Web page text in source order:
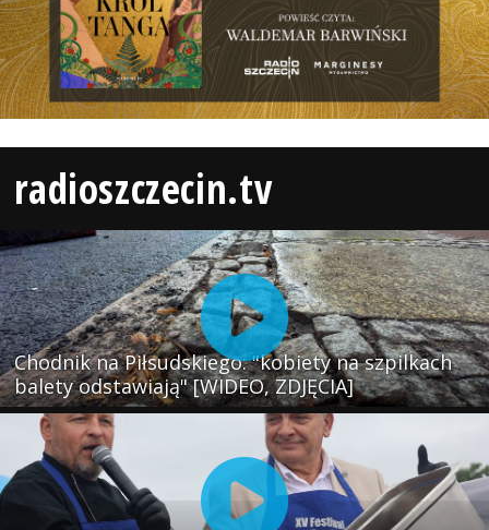
radioszczecin.tv
Chodnik na Piłsudskiego: "kobiety na szpilkach
balety odstawiają" [WIDEO, ZDJĘCIA]